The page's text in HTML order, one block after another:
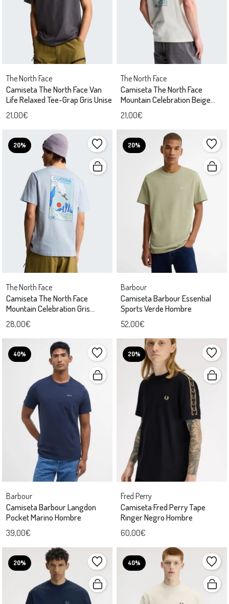
The North Face
Camiseta The North Face Van
Life Relaxed Tee-Grap Gris Unise
21,00€
The North Face
Camiseta The North Face
Mountain Celebration Beige
Unisex
21,00€
20%
The North Face
Camiseta The North Face
Mountain Celebration Gris
Unisex
28,00€
20%
Barbour
Camiseta Barbour Essential
Sports Verde Hombre
52,00€
40%
Barbour
Camiseta Barbour Langdon
Pocket Marino Hombre
39,00€
20%
Fred Perry
Camiseta Fred Perry Tape
Ringer Negro Hombre
60,00€
20% 40%